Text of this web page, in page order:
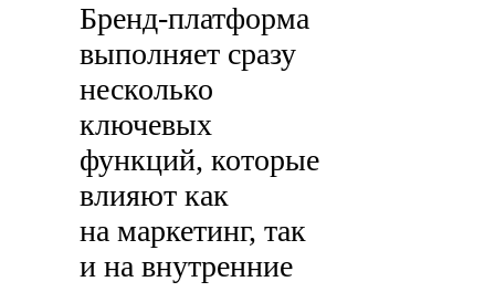
Бренд-платформа
выполняет сразу
несколько
ключевых
функций, которые
влияют как
на маркетинг, так
и на внутренние